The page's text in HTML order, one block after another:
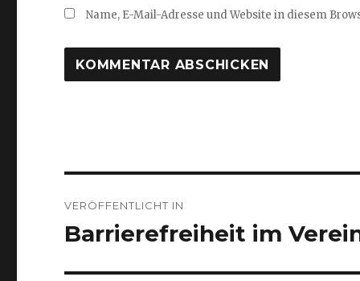
Name, E-Mail-Adresse und Website in diesem
VERÖFFENTLICHT IN
Barrierefreiheit im